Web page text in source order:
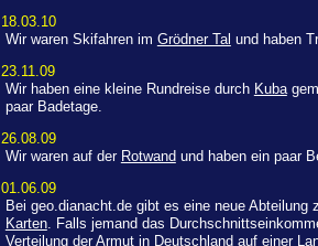
18.03.10
Wir waren Skifahren im Grödner Tal und haben
23.11.09
Wir haben eine kleine Rundreise durch Kuba
paar Badetage.
26.08.09
Wir waren auf der Rotwand und haben ein paar
01.06.09
Bei geo.dianacht.de gibt es eine neue Abteilung
Karten. Falls jemand das
Verteilung der Armut in Deutschland auf einer